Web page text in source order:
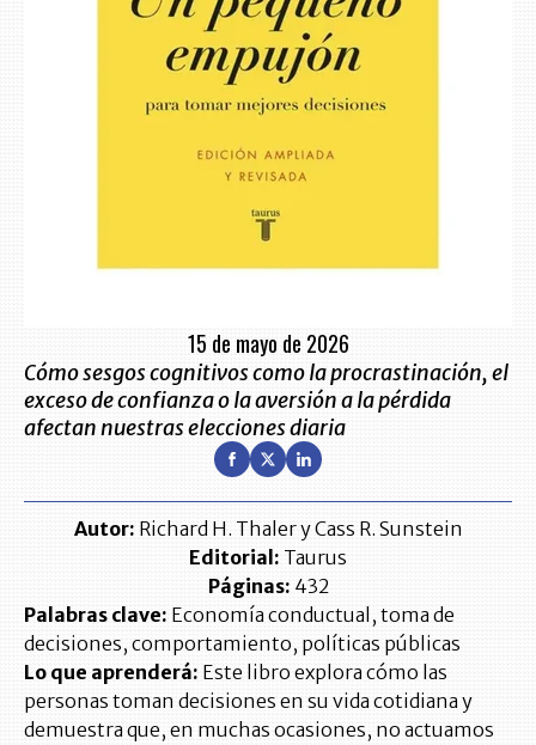
15 de mayo de 2026
Cómo sesgos cognitivos como la procrastinación, el
exceso de confianza o la aversión a la pérdida
afectan nuestras elecciones diaria
Autor: Richard H. Thaler y Cass R. Sunstein
Editorial: Taurus
Páginas: 432
Palabras clave: Economía conductual, toma de
decisiones, comportamiento, políticas públicas
Lo que aprenderá: Este libro explora cómo las
personas toman decisiones en su vida cotidiana y
demuestra que, en muchas ocasiones, no actuamos